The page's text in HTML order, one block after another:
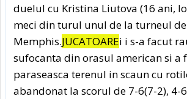
duelul cu Kristina Liutova (16 ani,
meci din turul unul de la turneul
Memphis.JUCATOAREi i s-a facut
sufocanta din orasul american si a
paraseasca terenul in scaun cu
abandonat la scorul de 7-6(7-2), 4-